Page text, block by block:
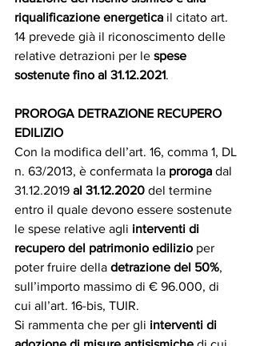
riqualificazione energetica il citato art.
14 prevede già il riconoscimento delle
relative detrazioni per le spese
sostenute fino al 31.12.2021.
PROROGA DETRAZIONE RECUPERO
EDILIZIO
Con la modifica dell’art. 16, comma 1, DL
n. 63/2013, è confermata la proroga dal
31.12.2019 al 31.12.2020 del termine
entro il quale devono essere sostenute
le spese relative agli interventi di
recupero del patrimonio edilizio per
poter fruire della detrazione del 50%,
sull’importo massimo di € 96.000, di
cui all’art. 16-bis, TUIR.
Si rammenta che per gli interventi di